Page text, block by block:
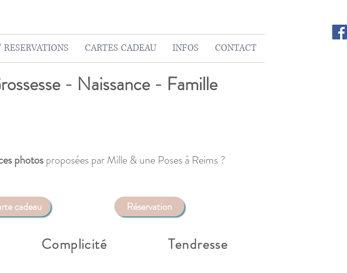
CARTES CADEAU INFOS CONTACT
- Naissance - Famille
photosproposées par Mille & une Poses à Reims ?
cadeau Réservation
Complicité Tendresse